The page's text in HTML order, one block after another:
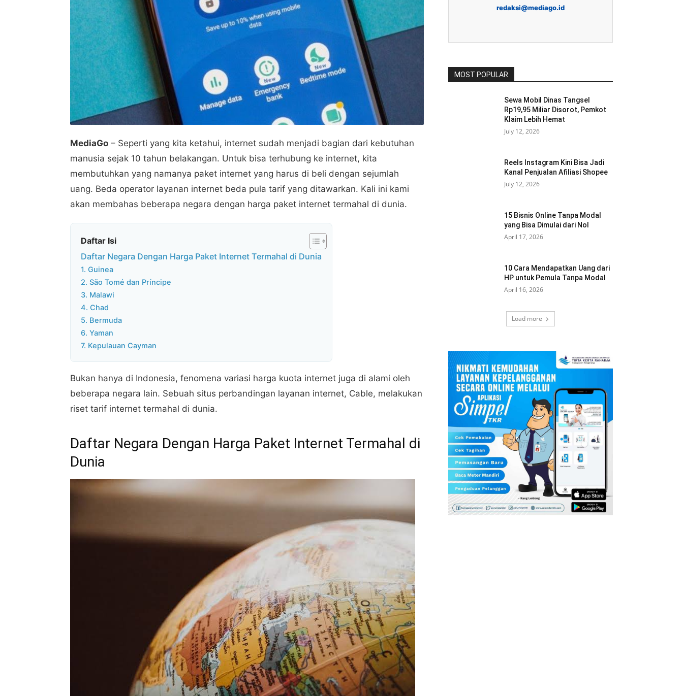
MediaGo – Seperti yang kita ketahui, internet sudah menjadi bagian dari kebutuhan
manusia sejak 10 tahun belakangan. Untuk bisa terhubung ke internet, kita
membutuhkan yang namanya paket internet yang harus di beli dengan sejumlah
uang. Beda operator layanan internet beda pula tarif yang ditawarkan. Kali ini kami
akan membahas beberapa negara dengan harga paket internet termahal di dunia.
Daftar Isi
Daftar Negara Dengan Harga Paket Internet Termahal di Dunia
1. Guinea
2. São Tomé dan Príncipe
3. Malawi
4. Chad
5. Bermuda
6. Yaman
7. Kepulauan Cayman
Bukan hanya di Indonesia, fenomena variasi harga kuota internet juga di alami oleh
beberapa negara lain. Sebuah situs perbandingan layanan internet, Cable, melakukan
riset tarif internet termahal di dunia.
Daftar Negara Dengan Harga Paket Internet Termahal di
Dunia
redaksi@mediago.id
MOST POPULAR
Sewa Mobil Dinas Tangsel
Rp19,95 Miliar Disorot, Pemkot
Klaim Lebih Hemat
July 12, 2026
Reels Instagram Kini Bisa Jadi
Kanal Penjualan Afiliasi Shopee
July 12, 2026
15 Bisnis Online Tanpa Modal
yang Bisa Dimulai dari Nol
April 17, 2026
10 Cara Mendapatkan Uang dari
HP untuk Pemula Tanpa Modal
April 16, 2026
Load more